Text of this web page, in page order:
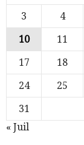
3
4
10
11
17
18
24
25
31
« Juil